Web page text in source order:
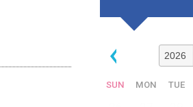
生徒会 費用(入学前・授業料等)
SUN MON TUE